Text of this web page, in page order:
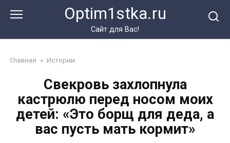
Optim1stka.ru
Сайт для Вас!
Главная » Истории
Свекровь захлопнула
кастрюлю перед носом моих
детей: «Это борщ для деда, а
вас пусть мать кормит»